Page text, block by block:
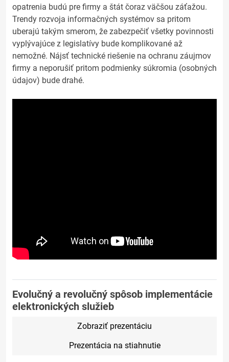
opatrenia budú pre firmy a štát čoraz väčšou záťažou.
Trendy rozvoja informačných systémov sa pritom
uberajú takým smerom, že zabezpečiť všetky povinnosti
vyplývajúce z legislatívy bude komplikované až
nemožné. Nájsť technické riešenie na ochranu záujmov
firmy a neporušiť pritom podmienky súkromia (osobných
údajov) bude drahé.
Evolučný a revolučný spôsob implementácie
elektronických služieb
Zobraziť prezentáciu
Prezentácia na stiahnutie